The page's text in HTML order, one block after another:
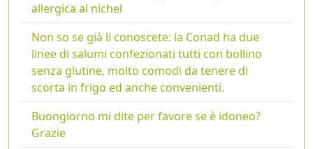
allergica al nichel
Non so se già li conoscete: la Conad ha due
linee di salumi confezionati tutti con bollino
senza glutine, molto comodi da tenere di
scorta in frigo ed anche convenienti.
Buongiorno mi dite per favore se è idoneo?
Grazie